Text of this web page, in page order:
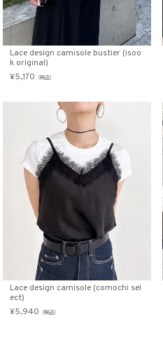
Lace design camisole bustier (isoo
k original)
¥5,170 （税込）
Lace design camisole (comochi sel
ect)
¥5,940 （税込）